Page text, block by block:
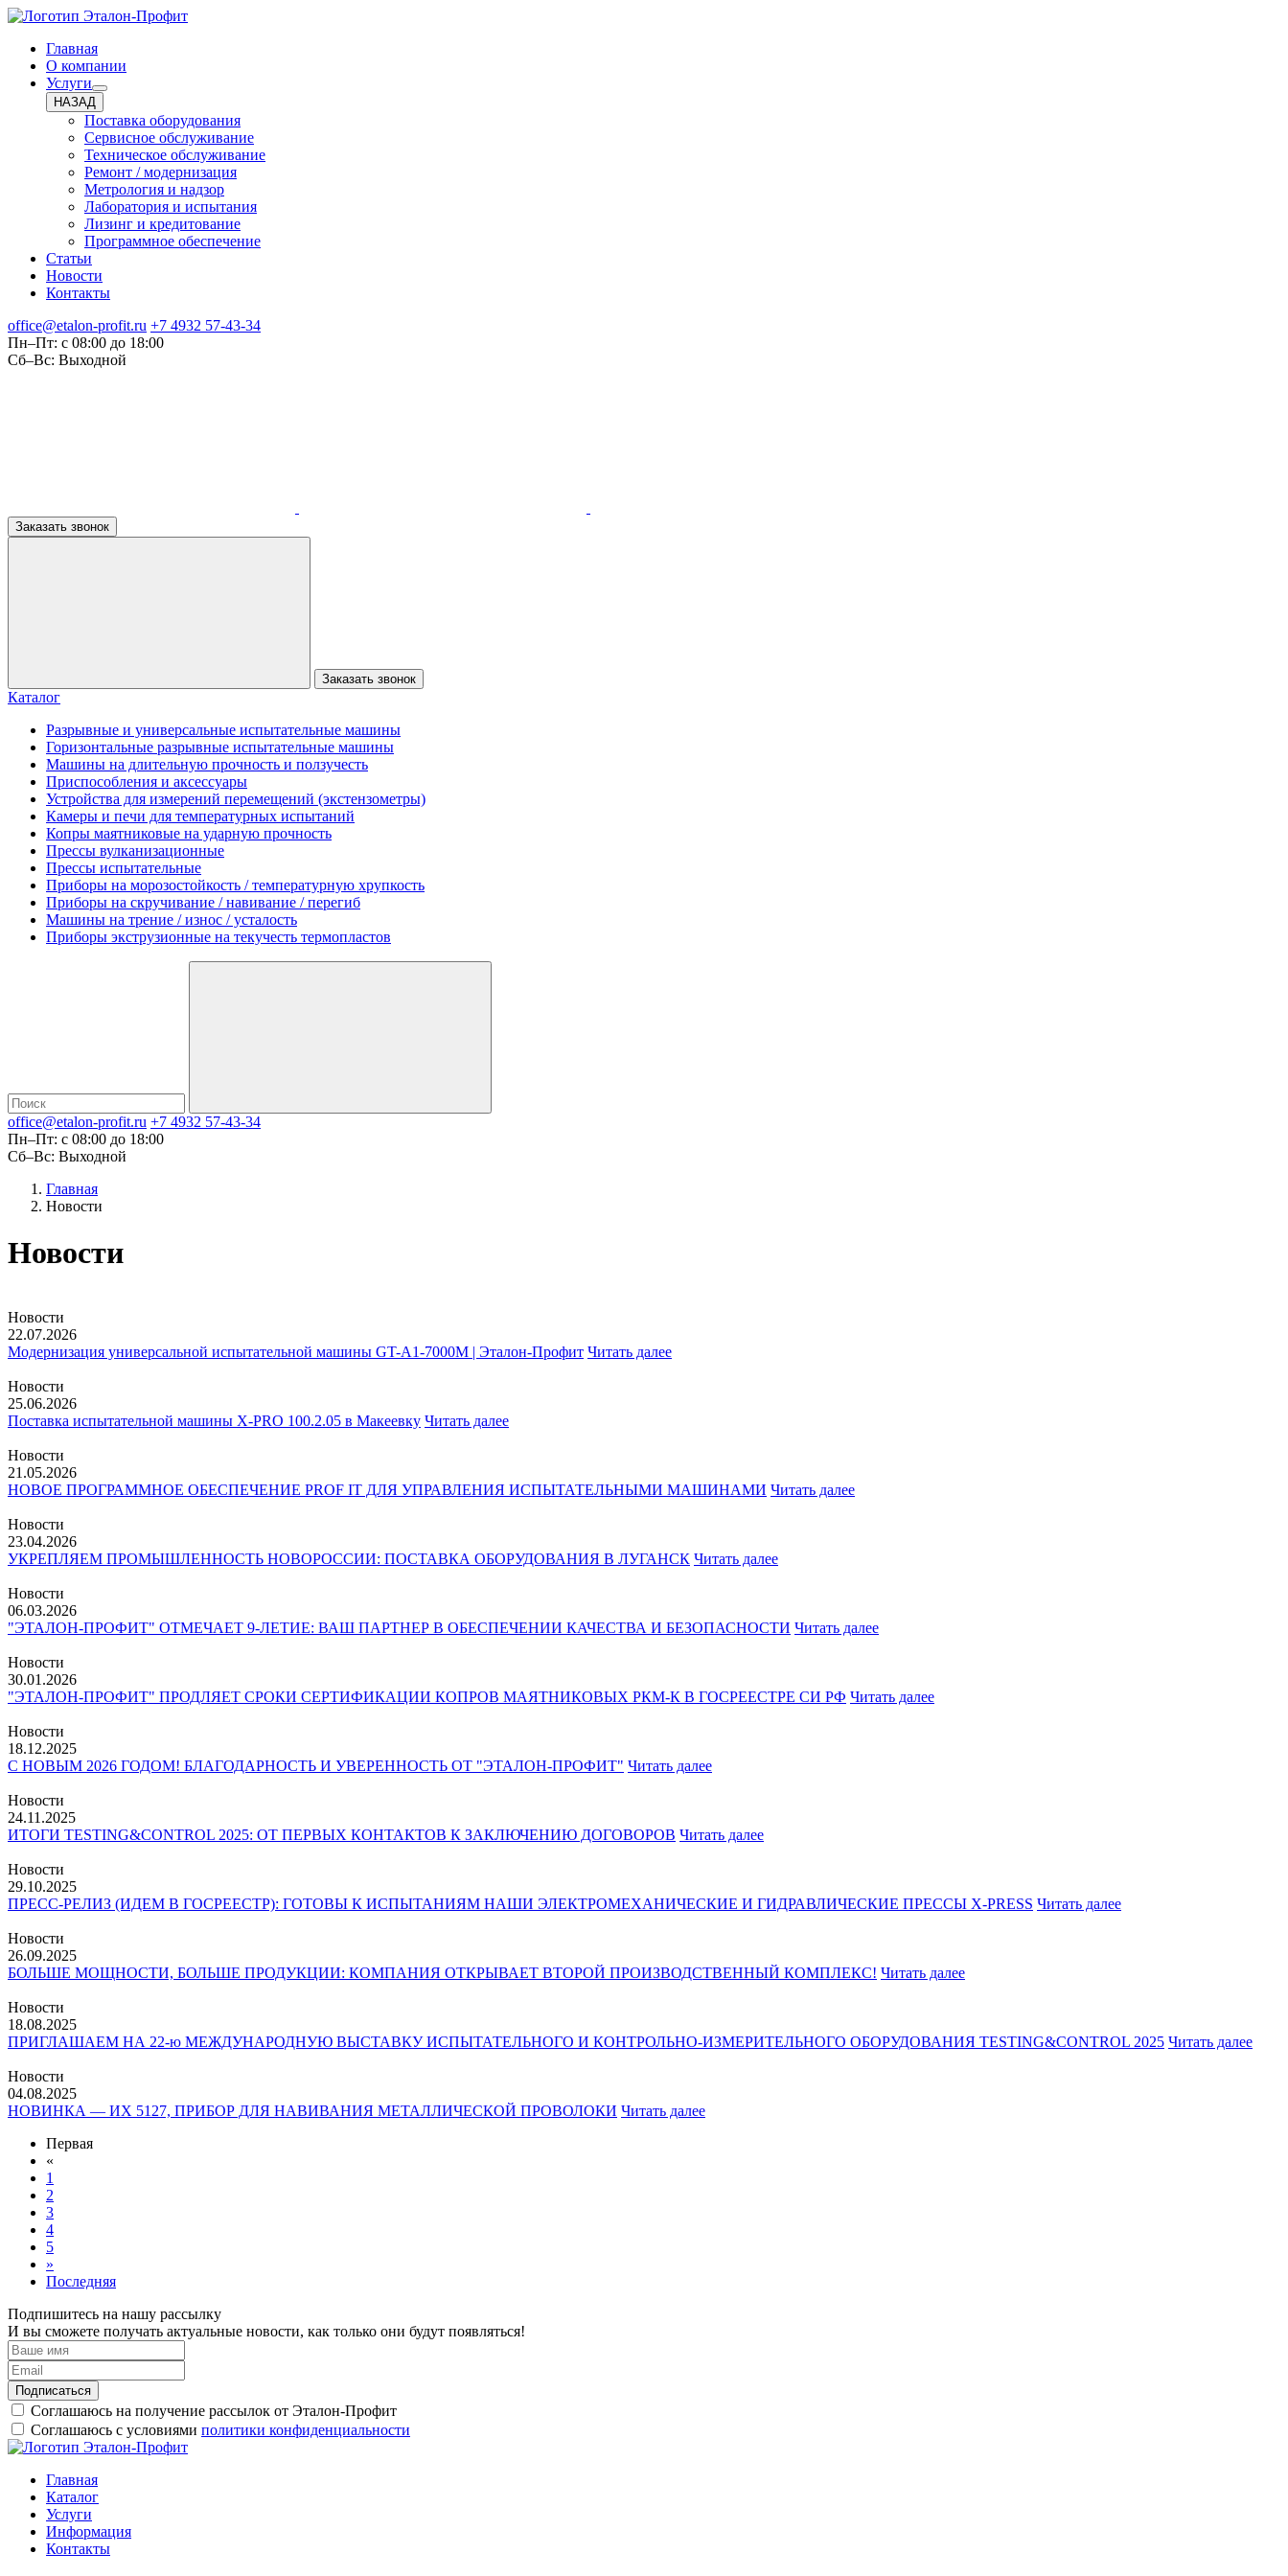
Главная
О компании
Услуги
НАЗАД
Поставка оборудования
Сервисное обслуживание
Техническое обслуживание
Ремонт / модернизация
Метрология и надзор
Лаборатория и испытания
Лизинг и кредитование
Программное обеспечение
Статьи
Новости
Контакты
office@etalon-profit.ru +7 4932 57-43-34
Пн–Пт: с 08:00 до 18:00
Сб–Вс: Выходной
Заказать звонок
Заказать звонок
Каталог
Разрывные и универсальные испытательные машины
Горизонтальные разрывные испытательные машины
Машины на длительную прочность и ползучесть
Приспособления и аксессуары
Устройства для измерений перемещений (экстензометры)
Камеры и печи для температурных испытаний
Копры маятниковые на ударную прочность
Прессы вулканизационные
Прессы испытательные
Приборы на морозостойкость / температурную хрупкость
Приборы на скручивание / навивание / перегиб
Машины на трение / износ / усталость
Приборы экструзионные на текучесть термопластов
office@etalon-profit.ru +7 4932 57-43-34
Пн–Пт: с 08:00 до 18:00
Сб–Вс: Выходной
Главная
Новости
Новости
Новости
22.07.2026
Модернизация универсальной испытательной машины GT-A1-7000M | Эталон-Профит Читать далее
Новости
25.06.2026
Поставка испытательной машины X-PRO 100.2.05 в Макеевку Читать далее
Новости
21.05.2026
НОВОЕ ПРОГРАММНОЕ ОБЕСПЕЧЕНИЕ PROF IT ДЛЯ УПРАВЛЕНИЯ ИСПЫТАТЕЛЬНЫМИ МАШИНАМИ Читать далее
Новости
23.04.2026
УКРЕПЛЯЕМ ПРОМЫШЛЕННОСТЬ НОВОРОССИИ: ПОСТАВКА ОБОРУДОВАНИЯ В ЛУГАНСК Читать далее
Новости
06.03.2026
"ЭТАЛОН-ПРОФИТ" ОТМЕЧАЕТ 9-ЛЕТИЕ: ВАШ ПАРТНЕР В ОБЕСПЕЧЕНИИ КАЧЕСТВА И БЕЗОПАСНОСТИ Читать далее
Новости
30.01.2026
"ЭТАЛОН-ПРОФИТ" ПРОДЛЯЕТ СРОКИ СЕРТИФИКАЦИИ КОПРОВ МАЯТНИКОВЫХ РКМ-К В ГОСРЕЕСТРЕ СИ РФ Читать далее
Новости
18.12.2025
С НОВЫМ 2026 ГОДОМ! БЛАГОДАРНОСТЬ И УВЕРЕННОСТЬ ОТ "ЭТАЛОН-ПРОФИТ" Читать далее
Новости
24.11.2025
ИТОГИ TESTING&CONTROL 2025: ОТ ПЕРВЫХ КОНТАКТОВ К ЗАКЛЮЧЕНИЮ ДОГОВОРОВ Читать далее
Новости
29.10.2025
ПРЕСС-РЕЛИЗ (ИДЕМ В ГОСРЕЕСТР): ГОТОВЫ К ИСПЫТАНИЯМ НАШИ ЭЛЕКТРОМЕХАНИЧЕСКИЕ И ГИДРАВЛИЧЕСКИЕ ПРЕССЫ X-PRESS Читать далее
Новости
26.09.2025
БОЛЬШЕ МОЩНОСТИ, БОЛЬШЕ ПРОДУКЦИИ: КОМПАНИЯ ОТКРЫВАЕТ ВТОРОЙ ПРОИЗВОДСТВЕННЫЙ КОМПЛЕКС! Читать далее
Новости
18.08.2025
ПРИГЛАШАЕМ НА 22-ю МЕЖДУНАРОДНУЮ ВЫСТАВКУ ИСПЫТАТЕЛЬНОГО И КОНТРОЛЬНО-ИЗМЕРИТЕЛЬНОГО ОБОРУДОВАНИЯ TESTING&CONTROL 2025 Читать далее
Новости
04.08.2025
НОВИНКА — ИХ 5127, ПРИБОР ДЛЯ НАВИВАНИЯ МЕТАЛЛИЧЕСКОЙ ПРОВОЛОКИ Читать далее
Первая
«
1
2
3
4
5
»
Последняя
Подпишитесь на нашу рассылку
И вы сможете получать актуальные новости, как только они будут появляться!
Подписаться
Соглашаюсь на получение рассылок от Эталон-Профит
Соглашаюсь с условиями политики конфиденциальности
Главная
Каталог
Услуги
Информация
Контакты